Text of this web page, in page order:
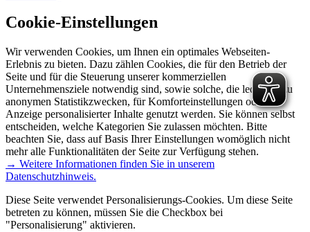
Cookie-Einstellungen
Wir verwenden Cookies, um Ihnen ein optimales Webseiten-
Erlebnis zu bieten. Dazu zählen Cookies, die für den Betrieb der
Seite und für die Steuerung unserer kommerziellen
Unternehmensziele notwendig sind, sowie solche, die lediglich zu
anonymen Statistikzwecken, für Komforteinstellungen oder zur
Anzeige personalisierter Inhalte genutzt werden. Sie können selbst
entscheiden, welche Kategorien Sie zulassen möchten. Bitte
beachten Sie, dass auf Basis Ihrer Einstellungen womöglich nicht
mehr alle Funktionalitäten der Seite zur Verfügung stehen.
→ Weitere Informationen finden Sie in unserem
Datenschutzhinweis.
Diese Seite verwendet Personalisierungs-Cookies. Um diese Seite
betreten zu können, müssen Sie die Checkbox bei
"Personalisierung" aktivieren.